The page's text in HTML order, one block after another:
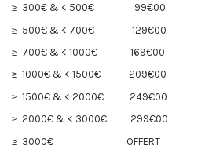
≥ 300€ & < 500€
99€00
≥ 500€ & < 700€
129€00
≥ 700€ & < 1000€
169€00
≥ 1000€ & < 1500€
209€00
≥ 1500€ & < 2000€
249€00
≥ 2000€ & < 3000€
299€00
≥ 3000€
OFFERT